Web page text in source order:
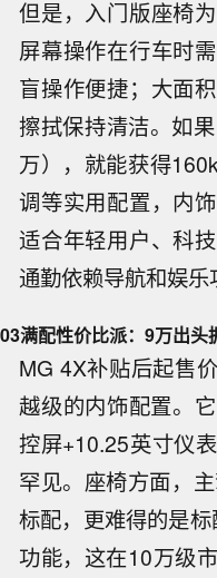
但是，入门版座椅
屏幕操作在行车时
盲操作便捷；大面
擦拭保持清洁。如
万），就能获得
调等实用配置，内
适合年轻用户、科
通勤依赖导航和娱乐
03满配性价比派：9万出头
MG 4X补贴后起售
越级的内饰配置。
控屏+10.25英寸仪
罕见。座椅方面，
标配，更难得的是
功能，这在10万级